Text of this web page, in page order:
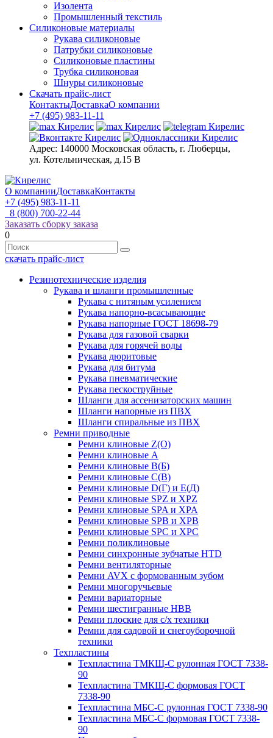
Изолента
Промышленный текстиль
Силиконовые материалы
Рукава силиконовые
Патрубки силиконовые
Силиконовые пластины
Трубка силиконовая
Шнуры силиконовые
Скачать прайс-лист
КонтактыДоставкаО компании
+7 (495) 983-11-11
Адрес: 140000 Московская область, г. Люберцы,
ул. Котельническая, д.15 В
О компанииДоставкаКонтакты
+7 (495) 983-11-11
8 (800) 700-22-44
Заказать сборку заказа
0
скачать прайс-лист
Резинотехнические изделия
Рукава и шланги промышленные
Рукава с нитяным усилением
Рукава напорно-всасывающие
Рукава напорные ГОСТ 18698-79
Рукава для газовой сварки
Рукава для горячей воды
Рукава дюритовые
Рукава для битума
Рукава пневматические
Рукава пескоструйные
Шланги для ассенизаторских машин
Шланги напорные из ПВХ
Шланги спиральные из ПВХ
Ремни приводные
Ремни клиновые Z(О)
Ремни клиновые А
Ремни клиновые В(Б)
Ремни клиновые С(В)
Ремни клиновые D(Г) и Е(Д)
Ремни клиновые SPZ и XPZ
Ремни клиновые SPA и XPA
Ремни клиновые SPB и XPB
Ремни клиновые SPC и XPC
Ремни поликлиновые
Ремни синхронные зубчатые HTD
Ремни вентиляторные
Ремни AVX с формованным зубом
Ремни многоручьевые
Ремни вариаторные
Ремни шестигранные HBB
Ремни плоские для с/х техники
Ремни для садовой и снегоуборочной
техники
Техпластины
Техпластина ТМКЩ-С рулонная ГОСТ 7338-
90
Техпластина ТМКЩ-С формовая ГОСТ
7338-90
Техпластина МБС-С рулонная ГОСТ 7338-90
Техпластина МБС-С формовая ГОСТ 7338-
90